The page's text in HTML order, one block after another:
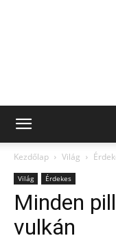
Kezdőlap Világ
Világ Érdekes
Minden
vulkán